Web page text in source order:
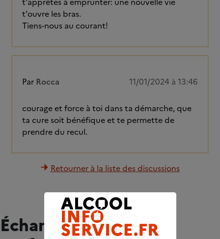
t'ouvre les bras.
Tiens-nous au courant!
Par Rocca 11/01/2024 à 13:46
courage et force à toi dans ta démarche, que
ta cure soit bénéfique et te permette de
prendre du recul.
Retourner à la liste des discussions
Échangez avec des